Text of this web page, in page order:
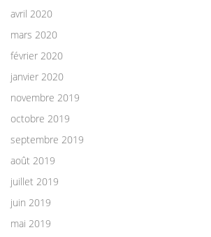
avril 2020
mars 2020
février 2020
janvier 2020
novembre 2019
octobre 2019
septembre 2019
août 2019
juillet 2019
juin 2019
mai 2019